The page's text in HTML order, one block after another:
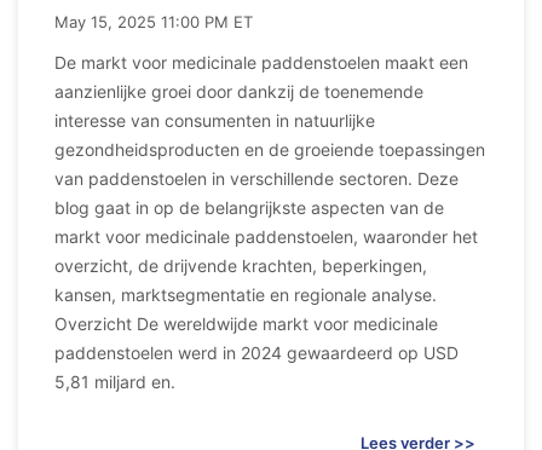
May 15, 2025 11:00 PM ET
De markt voor medicinale paddenstoelen maakt een
aanzienlijke groei door dankzij de toenemende
interesse van consumenten in natuurlijke
gezondheidsproducten en de groeiende toepassingen
van paddenstoelen in verschillende sectoren. Deze
blog gaat in op de belangrijkste aspecten van de
markt voor medicinale paddenstoelen, waaronder het
overzicht, de drijvende krachten, beperkingen,
kansen, marktsegmentatie en regionale analyse.
Overzicht De wereldwijde markt voor medicinale
paddenstoelen werd in 2024 gewaardeerd op USD
5,81 miljard en.
Lees verder >>